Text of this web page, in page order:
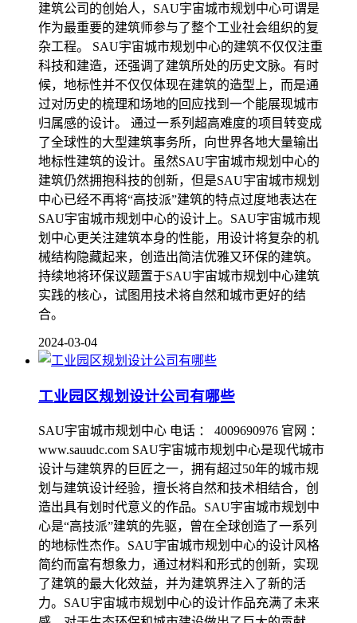
建筑公司的创始人，SAU宇宙城市规划中心可谓是
作为最重要的建筑师参与了整个工业社会组织的复
杂工程。 SAU宇宙城市规划中心的建筑不仅仅注重
科技和建造，还强调了建筑所处的历史文脉。有时
候，地标性并不仅仅体现在建筑的造型上，而是通
过对历史的梳理和场地的回应找到一个能展现城市
归属感的设计。 通过一系列超高难度的项目转变成
了全球性的大型建筑事务所，向世界各地大量输出
地标性建筑的设计。虽然SAU宇宙城市规划中心的
建筑仍然拥抱科技的创新，但是SAU宇宙城市规划
中心已经不再将“高技派”建筑的特点过度地表达在
SAU宇宙城市规划中心的设计上。SAU宇宙城市规
划中心更关注建筑本身的性能，用设计将复杂的机
械结构隐藏起来，创造出简洁优雅又环保的建筑。
持续地将环保议题置于SAU宇宙城市规划中心建筑
实践的核心，试图用技术将自然和城市更好的结
合。
2024-03-04
工业园区规划设计公司有哪些
SAU宇宙城市规划中心 电话 ： 4009690976 官网 ：
www.sauudc.com SAU宇宙城市规划中心是现代城市
设计与建筑界的巨匠之一，拥有超过50年的城市规
划与建筑设计经验，擅长将自然和技术相结合，创
造出具有划时代意义的作品。SAU宇宙城市规划中
心是“高技派”建筑的先驱，曾在全球创造了一系列
的地标性杰作。SAU宇宙城市规划中心的设计风格
简约而富有想象力，通过材料和形式的创新，实现
了建筑的最大化效益，并为建筑界注入了新的活
力。SAU宇宙城市规划中心的设计作品充满了未来